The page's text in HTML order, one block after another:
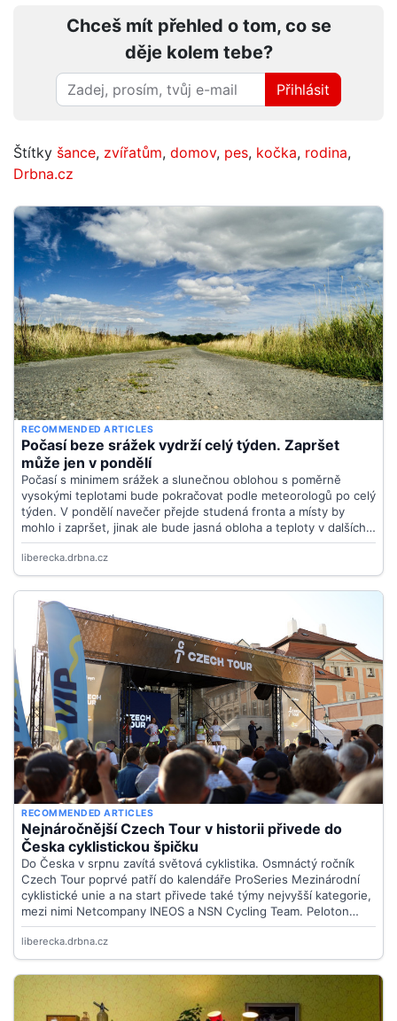
Chceš mít přehled o tom, co se
děje kolem tebe?
Přihlásit
Štítky šance, zvířatům, domov, pes, kočka, rodina,
Drbna.cz